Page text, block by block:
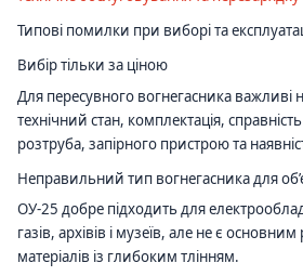
Типові помилки при виборі та
Вибір тільки за ціною
Для пересувного вогнегасника важливі
технічний стан, комплектація,
розтруба, запірного пристрою та
Неправильний тип вогнегасника для
ОУ-25 добре підходить для
газів, архівів і музеїв, але не є
матеріалів із глибоким тлінням.